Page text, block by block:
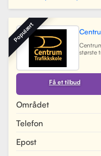
største
for
team
gir
miljø.
Få et tilbud
Området
Telefon
Epost
Populært